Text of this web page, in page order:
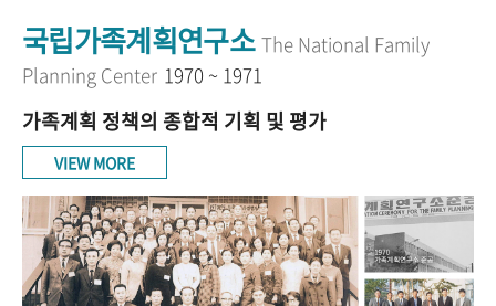
국립가족계획연구소 The National Family
Planning Center 1970 ~ 1971
가족계획 정책의 종합적 기획 및 평가
VIEW MORE